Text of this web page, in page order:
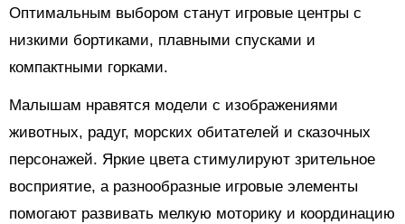
Оптимальным выбором станут игровые центры с
низкими бортиками, плавными спусками и
компактными горками.
Малышам нравятся модели с изображениями
животных, радуг, морских обитателей и сказочных
персонажей. Яркие цвета стимулируют зрительное
восприятие, а разнообразные игровые элементы
помогают развивать мелкую моторику и координацию